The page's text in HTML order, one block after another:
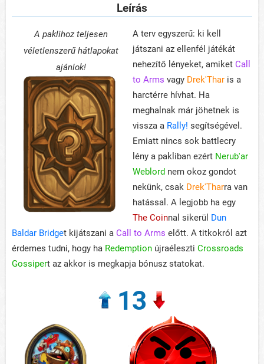
Leírás
A paklihoz teljesen
véletlenszerű hátlapokat
ajánlok!
A terv egyszerű: ki kell
játszani az ellenfél játékát
nehezítő lényeket, amiket Call
to Arms vagy Drek'Thar is a
harctérre hívhat. Ha
meghalnak már jöhetnek is
vissza a Rally! segítségével.
Emiatt nincs sok battlecry
lény a pakliban ezért Nerub'ar
Weblord nem okoz gondot
nekünk, csak Drek'Tharra van
hatással. A legjobb ha egy
The Coinnal sikerül Dun
Baldar Bridget kijátszani a Call to Arms előtt. A titkokról azt
érdemes tudni, hogy ha Redemption újraéleszti Crossroads
Gossipert az akkor is megkapja bónusz statokat.
13